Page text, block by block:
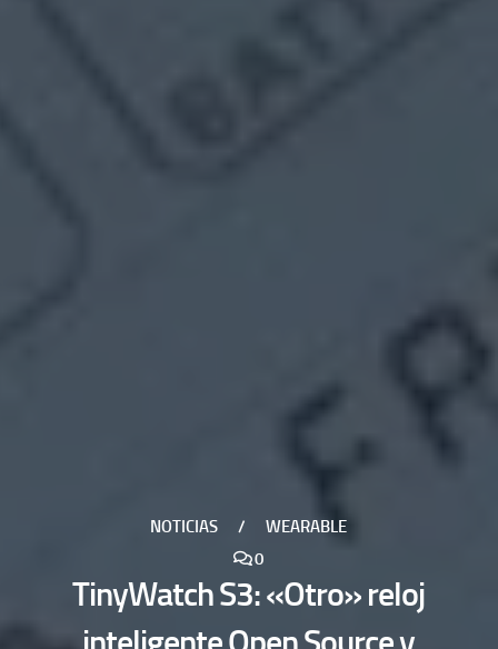
NOTICIAS /
WEARABLE
0
TinyWatch S3: «Otro» reloj